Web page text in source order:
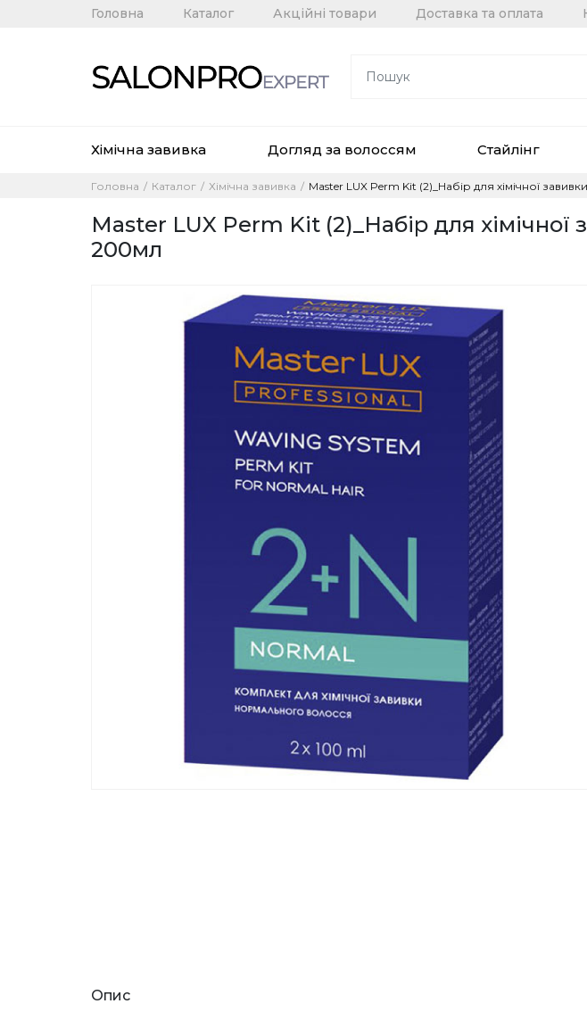
Головна Каталог Акційні товари Доставка та оплата
Хімічна завивка Догляд за волоссям Стайлінг
Головна Каталог Хімічна завивка Master LUX Perm Kit (2)_Набір для хімічної
Master LUX Perm Kit (2)_Набір для
200мл
Опис